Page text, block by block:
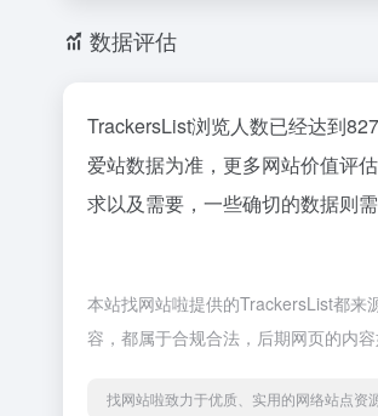
数据评估
TrackersList浏览人数已经达到
爱站数据为准，更多网站价值评
求以及需要，一些确切的数据则
本站找网站啦提供的TrackersList都来
容，都属于合规合法，后期网页的内
找网站啦致力于优质、实用的网络站点资